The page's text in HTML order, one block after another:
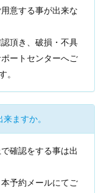
意する事が出来な
頂き、破損・不具
ートセンターへご
。
ますか。
確認をする事は出
予約メールにてご